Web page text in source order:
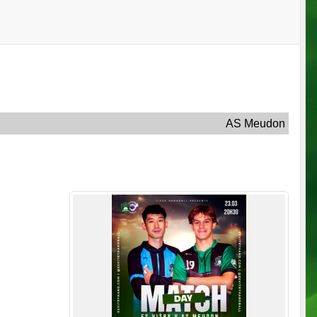
AS Meudon